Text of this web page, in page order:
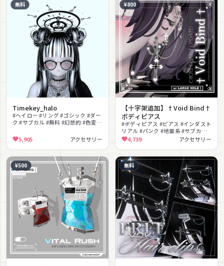
無料
Timekey_halo
#ヘイロー #リング #ゴシック #ダー
ク #サブカル #無料 #幻想的 #色変更
5,905 アクセサリー
¥800
【十字架追加】†Void Bind†
ボディピアス
#ボディピアス #ピアス #インダスト
リアル #パンク #地雷系 #サブカル #
十字架 #厨二病 #撮影向け #改変
4,739 アクセサリー
¥500 無料